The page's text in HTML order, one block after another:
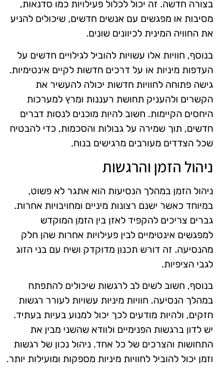
בצורה חדשה. זה יכול לכלול פעילויות כמו סדנאות,
מסיבות או מפגשים עם אנשים חדשים, שיכולים להניע
את החוויה המינית לכיוונים שונים.
בנוסף, חוויות אלו עשויות להוביל לגילויים חדשים על
העדפות מיניות או על דרכים חדשות לקיים אינטימיות.
גישה פתוחה לחוויות חדשות יכולה להעשיר את
הקשרים ולהעניק תחושת רעננות ומרץ למערכות
היחסים הקיימות. חשוב להיות מוכנים לנסות דברים
חדשים, תוך שמירה על גבולות והסכמות, כדי להבטיח
שכל הצדדים מעורבים מרגישים בנוח.
ניהול הזמן והרגשות
ניהול הזמן במהלך הנסיעות הוא אתגר לא פשוט,
במיוחד כאשר ישנם רצונות מיניים ומחויבויות אחרות.
גברים צריכים להקפיד לאזן בין הזמן המוקדש
למפגשים אינטימיים לבין פעילויות אחרות שהן חלק
מהנסיעה. זה דורש תכנון מדוקדק ושיח עם בני הזוג
לגבי הציפיות.
בנוסף, חשוב לשים לב לרגשות שיכולים להתפתח
במהלך הנסיעה. חוויות מיניות עשויות לעורר רגשות
חזקים, ולהיות מודעים לכך יכול למנוע בעיות בעתיד.
יש לדון ברגשות הפנימיים ולוודא שהשני מבין את
התחושות והצרכים של כל אחד. ניהול נכון של רגשות
וזמן יכול להוביל לחוויות מיניות מספקות ומועילות יותר.